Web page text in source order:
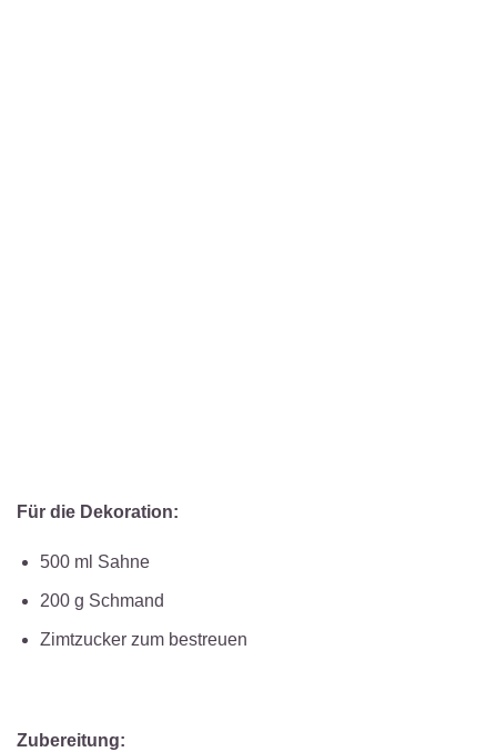
Für die Dekoration:
500 ml Sahne
200 g Schmand
Zimtzucker zum bestreuen
Zubereitung: